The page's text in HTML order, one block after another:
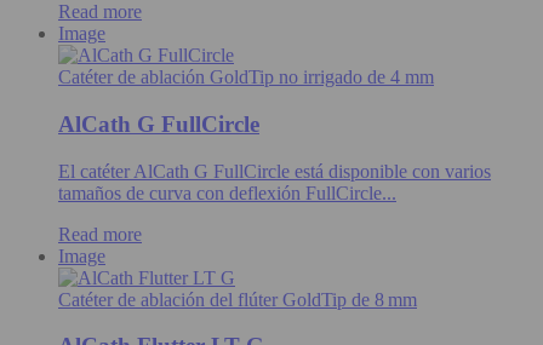
Read more
Image
Catéter de ablación GoldTip no irrigado de 4 mm
AlCath G FullCircle
El catéter AlCath G FullCircle está disponible con varios
tamaños de curva con deflexión FullCircle...
Read more
Image
Catéter de ablación del flúter GoldTip de 8 mm